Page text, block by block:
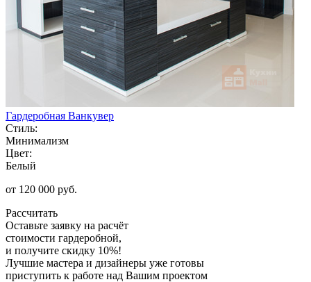
Гардеробная Ванкувер
Стиль:
Минимализм
Цвет:
Белый
от 120 000 руб.
Рассчитать
Оставьте заявку на расчёт
стоимости гардеробной,
и получите скидку 10%!
Лучшие мастера и дизайнеры уже готовы
приступить к работе над Вашим проектом